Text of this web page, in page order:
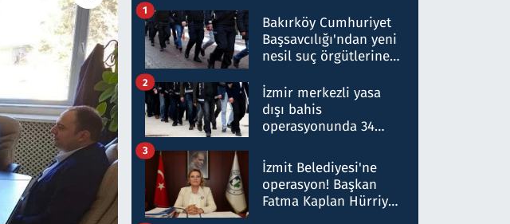
Bakırköy Cumhuriyet
Başsavcılığı'ndan yeni
nesil suç örgütlerine
hakkında gözaltı kararı
1
İzmir merkezli yasa
dışı bahis
operasyonunda 34
Milyar liralık para
trafiği tespit edildi
2
İzmit Belediyesi'ne
operasyon! Başkan
Fatma Kaplan Hürriyet
3